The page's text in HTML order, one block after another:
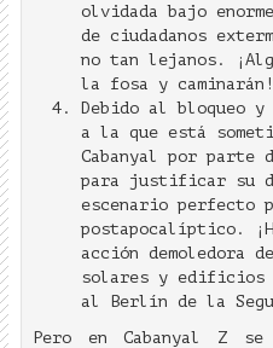
olvidada bajo
de ciudadanos
no tan lejanos.
la fosa y caminarán!
Debido al bloqueo
a la que está
Cabanyal por parte
para justificar su
escenario perfecto
postapocalíptico.
acción demoledora
solares y edificios
al Berlín de la
Pero en Cabanyal Z